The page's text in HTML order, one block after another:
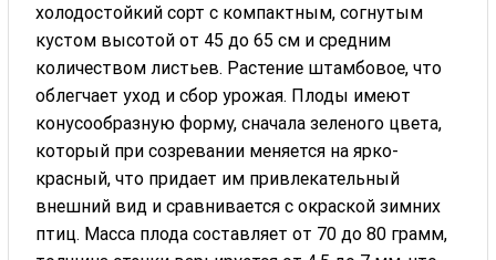
холодостойкий сорт с компактным, согнутым
кустом высотой от 45 до 65 см и средним
количеством листьев. Растение штамбовое, что
облегчает уход и сбор урожая. Плоды имеют
конусообразную форму, сначала зеленого цвета,
который при созревании меняется на ярко-
красный, что придает им привлекательный
внешний вид и сравнивается с окраской зимних
птиц. Масса плода составляет от 70 до 80 грамм,